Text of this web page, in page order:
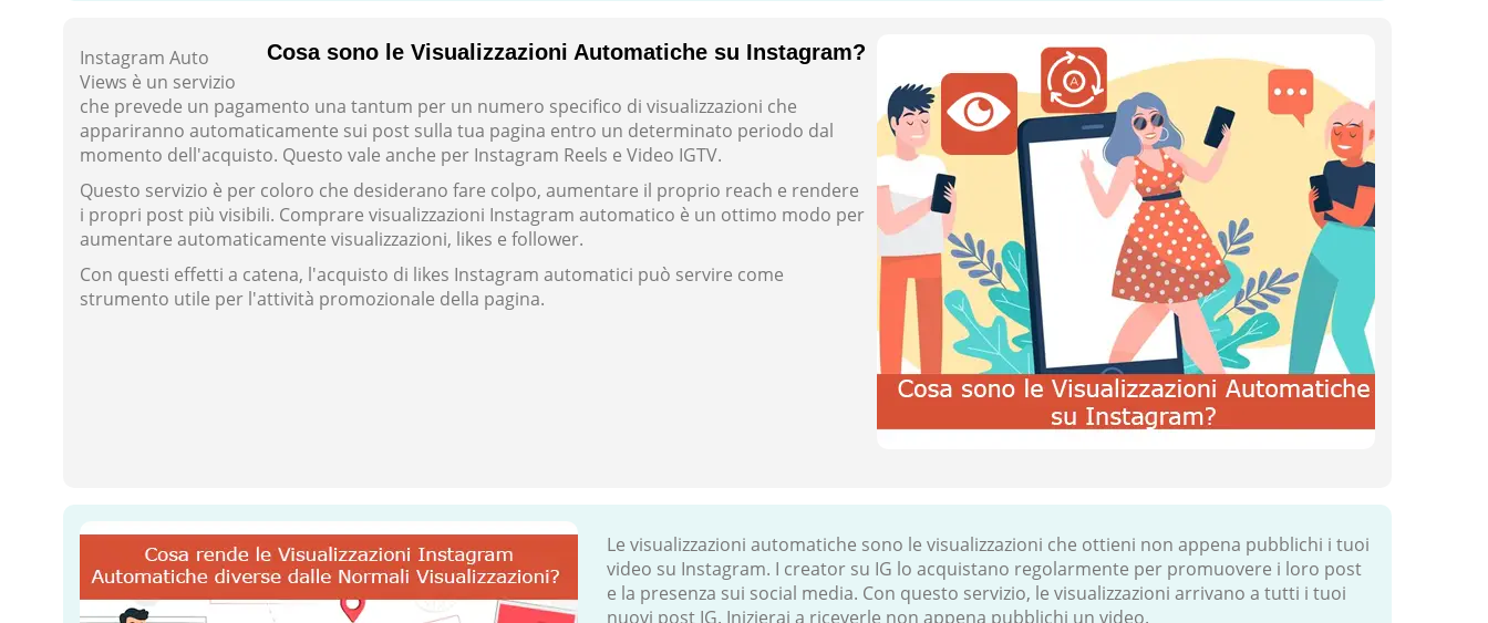
Cosa sono le Visualizzazioni Automatiche su Instagram?
Instagram Auto
Views è un servizio
che prevede un pagamento una tantum per un numero specifico di visualizzazioni che
appariranno automaticamente sui post sulla tua pagina entro un determinato periodo dal
momento dell'acquisto. Questo vale anche per Instagram Reels e Video IGTV.
Questo servizio è per coloro che desiderano fare colpo, aumentare il proprio reach e rendere
i propri post più visibili. Comprare visualizzazioni Instagram automatico è un ottimo modo per
aumentare automaticamente visualizzazioni, likes e follower.
Con questi effetti a catena, l'acquisto di likes Instagram automatici può servire come
strumento utile per l'attività promozionale della pagina.
Le visualizzazioni automatiche sono le visualizzazioni che ottieni non appena pubblichi i tuoi
video su Instagram. I creator su IG lo acquistano regolarmente per promuovere i loro post
e la presenza sui social media. Con questo servizio, le visualizzazioni arrivano a tutti i tuoi
nuovi post IG. Inizierai a riceverle non appena pubblichi un video.